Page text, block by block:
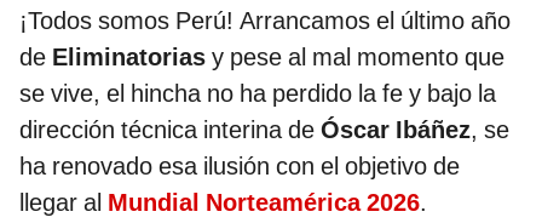
¡Todos somos Perú! Arrancamos el último año
de Eliminatorias y pese al mal momento que
se vive, el hincha no ha perdido la fe y bajo la
dirección técnica interina de Óscar Ibáñez, se
ha renovado esa ilusión con el objetivo de
llegar al Mundial Norteamérica 2026.